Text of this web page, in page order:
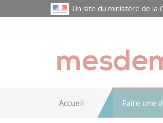
Un site du ministère de la
Accueil Faire une